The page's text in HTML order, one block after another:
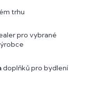
trhu
pro vybrané
doplňků pro bydlení